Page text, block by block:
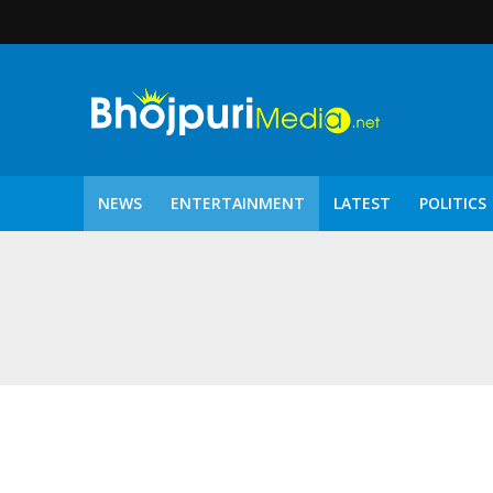
NEWS ENTERTAINMENT LATEST POLITICS